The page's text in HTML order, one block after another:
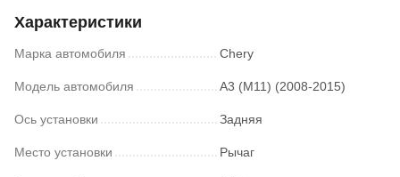
Характеристики
Марка автомобиля Chery
Модель автомобиля A3 (M11) (2008-2015)
Ось установки Задняя
Место установки Рычаг